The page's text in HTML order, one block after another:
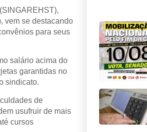
vem se destacando
para seus
salário acima do
garantidas no
sindicato.
de
usufruir de mais
cursos